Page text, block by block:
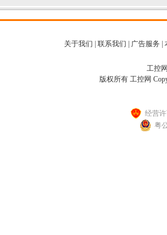
关于我们 联系我们 广告服务
工控
版权所有 工控网
经营
粤